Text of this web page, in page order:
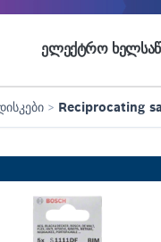
ᲔᲚᲔᲥᲢᲠᲝ
> Reciprocating